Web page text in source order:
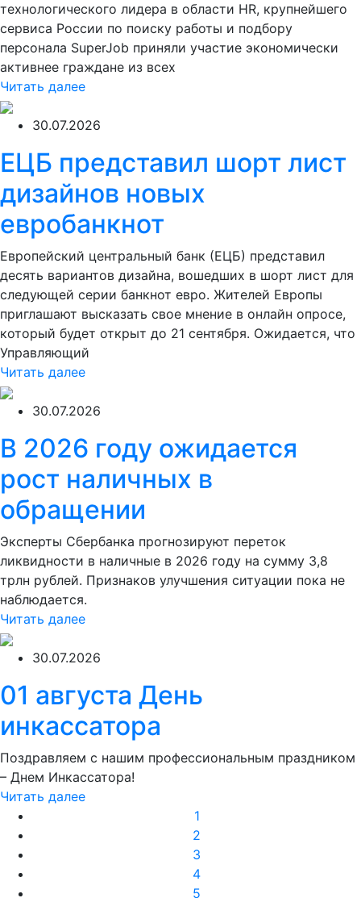
технологического лидера в области HR, крупнейшего
сервиса России по поиску работы и подбору
персонала SuperJob приняли участие экономически
активнее граждане из всех
Читать далее
30.07.2026
ЕЦБ представил шорт лист
дизайнов новых
евробанкнот
Европейский центральный банк (ЕЦБ) представил
десять вариантов дизайна, вошедших в шорт лист для
следующей серии банкнот евро. Жителей Европы
приглашают высказать свое мнение в онлайн опросе,
который будет открыт до 21 сентября. Ожидается, что
Управляющий
Читать далее
30.07.2026
В 2026 году ожидается
рост наличных в
обращении
Эксперты Сбербанка прогнозируют переток
ликвидности в наличные в 2026 году на сумму 3,8
трлн рублей. Признаков улучшения ситуации пока не
наблюдается.
Читать далее
30.07.2026
01 августа День
инкассатора
Поздравляем с нашим профессиональным праздником
– Днем Инкассатора!
Читать далее
1
2
3
4
5